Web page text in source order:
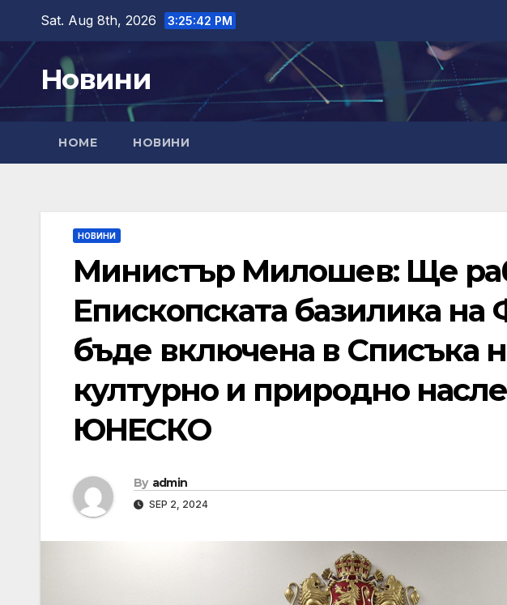
content
Sat. Aug 8th, 2026 3:25:44 PM
Новини
HOME НОВИНИ
НОВИНИ
Министър Милошев: Ще
Епископската базилика
бъде включена в Списъка
културно и природно
ЮНЕСКО
By admin
SEP 2, 2024